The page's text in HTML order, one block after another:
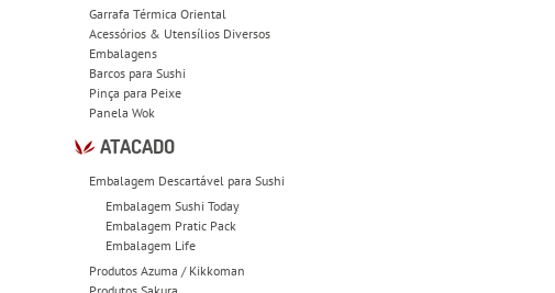
Garrafa Térmica Oriental
Acessórios & Utensílios Diversos
Embalagens
Barcos para Sushi
Pinça para Peixe
Panela Wok
ATACADO
Embalagem Descartável para Sushi
Embalagem Sushi Today
Embalagem Pratic Pack
Embalagem Life
Produtos Azuma / Kikkoman